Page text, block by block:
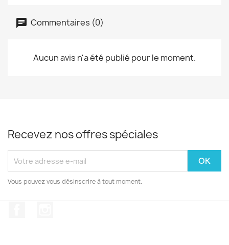
Commentaires (0)
Aucun avis n'a été publié pour le moment.
Recevez nos offres spéciales
Vous pouvez vous désinscrire à tout moment.